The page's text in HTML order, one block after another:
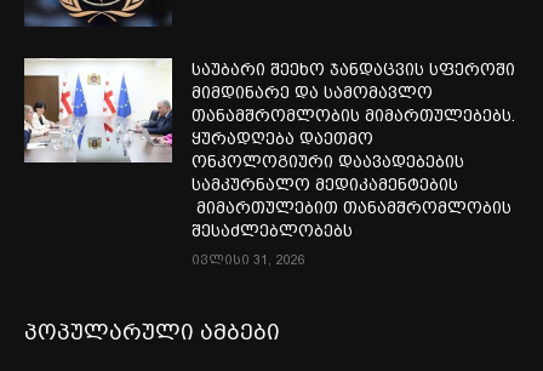
საუბარი შეეხო ჯანდაცვის სფეროში
მიმდინარე და სამომავლო
თანამშრომლობის მიმართულებებს.
ყურადღება დაეთმო
ონკოლოგიური დაავადებების
სამკურნალო მედიკამენტების
მიმართულებით თანამშრომლობის
შესაძლებლობებს
ივლისი 31, 2026
პოპულარული ამბები